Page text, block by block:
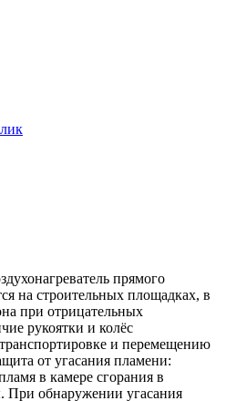
прямого
на строительных площадках, в
при отрицательных
рукоятки и колёс
и перемещению
от угасания пламени:
в камере сгорания в
При обнаружении угасания